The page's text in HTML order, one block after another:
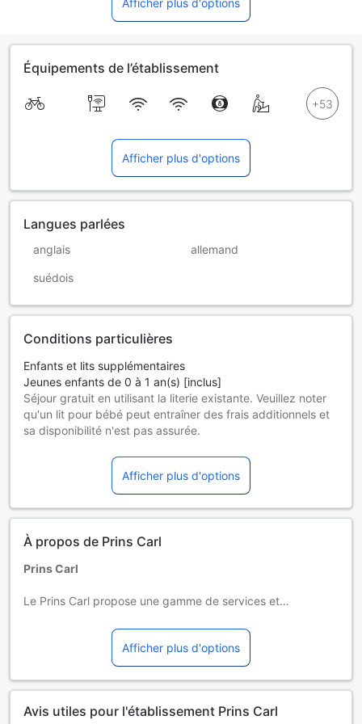
Afficher plus d'options
Équipements de l’établissement
Afficher plus d'options
Langues parlées
anglais allemand
suédois
Conditions particulières
Enfants et lits supplémentaires
Jeunes enfants de 0 à 1 an(s) [inclus]
Séjour gratuit en utilisant la literie existante. Veuillez noter
qu'un lit pour bébé peut entraîner des frais additionnels et
sa disponibilité n'est pas assurée.
Utilisation d'un lit supplémentaire nécessaire
Les hôtes de 13 ans et plus sont considérés comme des
Les lits supplémentaires dépendent de la chambre que
capacité de chaque chambre.
peuvent s'appliquer si vous réservez plus de 5 chambres
Afficher plus d'options
À propos de Prins Carl
Prins Carl
Le Prins Carl propose une gamme de services et
agréable. Ne perdez jamais le contact avec vos relations
grâce au Wi-Fi gratuit proposé tout au long de votre séjour.
Les prestations en chambre incluant service d'étage
détendre et profiter de votre séjour. Il n'est permis de
Afficher plus d'options
Avis utiles pour l'établissement Prins Carl